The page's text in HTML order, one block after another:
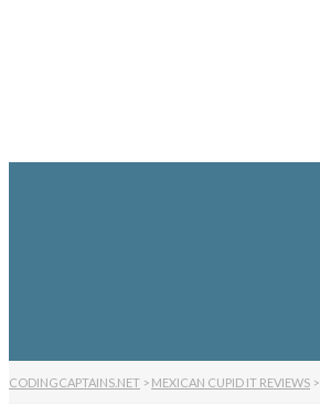
CODINGCAPTAINS.NET > MEXICAN CUPID IT REVIEWS >